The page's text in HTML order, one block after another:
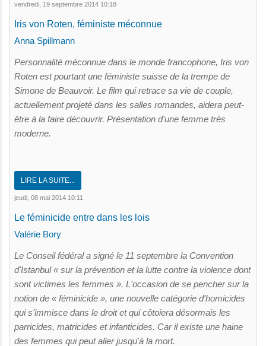
vendredi, 19 septembre 2014 10:18
Iris von Roten, féministe méconnue
Anna Spillmann
Personnalité méconnue dans le monde francophone, Iris von
Roten est pourtant une féministe suisse de la trempe de
Simone de Beauvoir. Le film qui retrace sa vie de couple,
actuellement projeté dans les salles romandes, aidera peut-
être à la faire découvrir. Présentation d'une femme très
moderne.
LIRE LA SUITE...
jeudi, 08 mai 2014 10:11
Le féminicide entre dans les lois
Valérie Bory
Le Conseil fédéral a signé le 11 septembre la Convention
d'Istanbul « sur la prévention et la lutte contre la violence dont
sont victimes les femmes ». L'occasion de se pencher sur la
notion de « féminicide », une nouvelle catégorie d'homicides
qui s'immisce dans le droit et qui côtoiera désormais les
parricides, matricides et infanticides. Car il existe une haine
des femmes qui peut aller jusqu'à la mort.